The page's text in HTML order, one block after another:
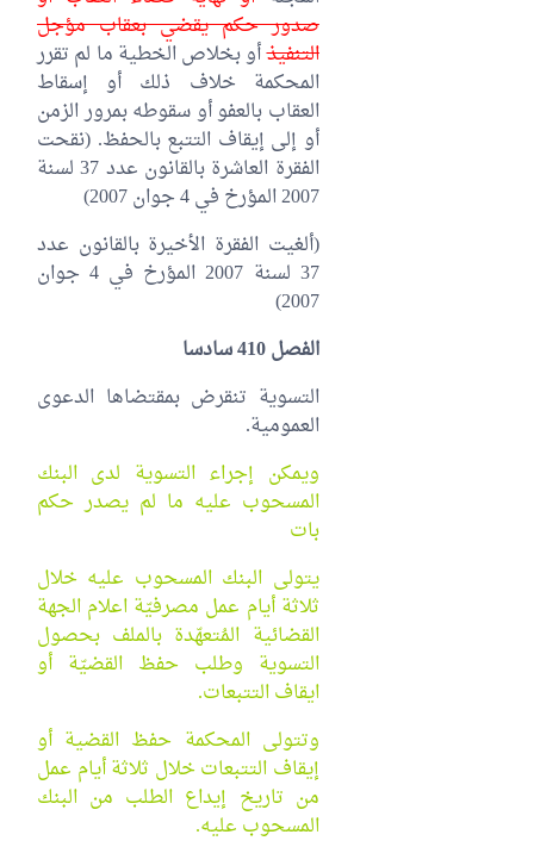
صدور حكم يقضي بعقاب مؤجل
التنفيذأو بخلاص الخطية ما لم تقرر
المحكمة خلاف ذلك أو إسقاط
العقاب بالعفو أو سقوطه بمرور الزمن
أو إلى إيقاف التتبع بالحفظ. (نقحت
الفقرة العاشرة بالقانون عدد 37 لسنة
2007 المؤرخ في 4 جوان 2007‏)
(ألغيت الفقرة الأخيرة بالقانون عدد
37 لسنة 2007 المؤرخ في 4 جوان
2007‏)
الفصل 410 سادسا
التسوية تنقرض بمقتضاها الدعوى
العمومية.
ويمكن إجراء التسوية لدى البنك
المسحوب عليه ما لم يصدر حكم
بات
يتولى البنك المسحوب عليه خلال
ثلاثة أيام عمل مصرفيّة اعلام الجهة
القضائية المُتعهّدة بالملف بحصول
التسوية وطلب حفظ القضيّة أو
ايقاف التتبعات.
وتتولى المحكمة حفظ القضية أو
إيقاف التتبعات خلال ثلاثة أيام عمل
من تاريخ إيداع الطلب من البنك
المسحوب عليه.